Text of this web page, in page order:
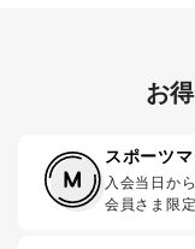
お
スポーツ
入会当日か
会員さま限